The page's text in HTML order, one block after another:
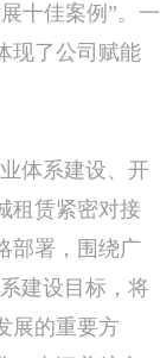
十佳案例”。一
现了公司赋能
体系建设、开
租赁紧密对接
部署，围绕广
建设目标，将
展的重要方